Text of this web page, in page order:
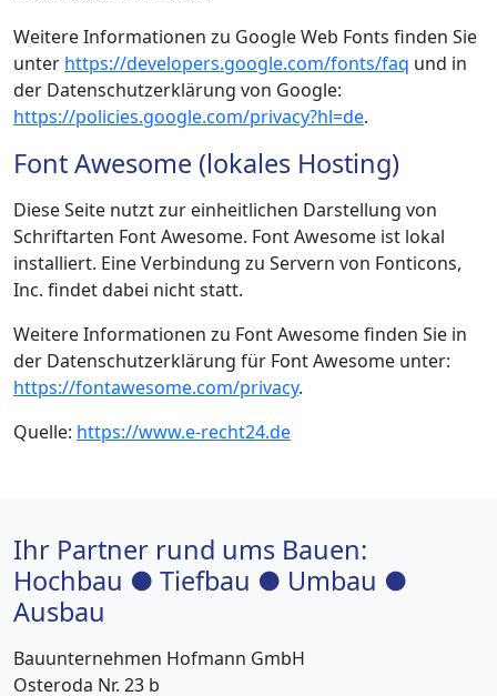
Weitere Informationen zu Google Web Fonts finden Sie
unter https://developers.google.com/fonts/faq und in
der Datenschutzerklärung von Google:
https://policies.google.com/privacy?hl=de.
Font Awesome (lokales Hosting)
Diese Seite nutzt zur einheitlichen Darstellung von
Schriftarten Font Awesome. Font Awesome ist lokal
installiert. Eine Verbindung zu Servern von Fonticons,
Inc. findet dabei nicht statt.
Weitere Informationen zu Font Awesome finden Sie in
der Datenschutzerklärung für Font Awesome unter:
https://fontawesome.com/privacy.
Quelle: https://www.e-recht24.de
Ihr Partner rund ums Bauen:
Hochbau ● Tiefbau ● Umbau ●
Ausbau
Bauunternehmen Hofmann GmbH
Osteroda Nr. 23 b